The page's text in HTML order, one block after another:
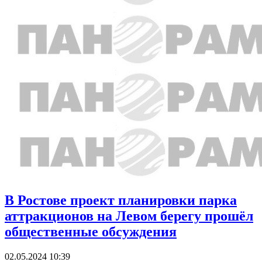
В Ростове проект планировки парка
аттракционов на Левом берегу прошёл
общественные обсуждения
02.05.2024 10:39